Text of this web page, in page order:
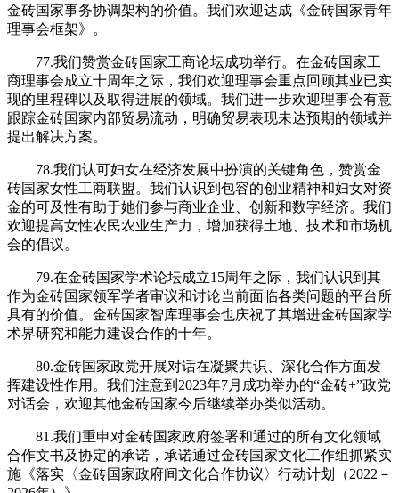
金砖国家事务协调架构的价值。我们欢迎达成《金砖国家青年
理事会框架》。
77.我们赞赏金砖国家工商论坛成功举行。在金砖国家工
商理事会成立十周年之际，我们欢迎理事会重点回顾其业已实
现的里程碑以及取得进展的领域。我们进一步欢迎理事会有意
跟踪金砖国家内部贸易流动，明确贸易表现未达预期的领域并
提出解决方案。
78.我们认可妇女在经济发展中扮演的关键角色，赞赏金
砖国家女性工商联盟。我们认识到包容的创业精神和妇女对资
金的可及性有助于她们参与商业企业、创新和数字经济。我们
欢迎提高女性农民农业生产力，增加获得土地、技术和市场机
会的倡议。
79.在金砖国家学术论坛成立15周年之际，我们认识到其
作为金砖国家领军学者审议和讨论当前面临各类问题的平台所
具有的价值。金砖国家智库理事会也庆祝了其增进金砖国家学
术界研究和能力建设合作的十年。
80.金砖国家政党开展对话在凝聚共识、深化合作方面发
挥建设性作用。我们注意到2023年7月成功举办的“金砖+”政党
对话会，欢迎其他金砖国家今后继续举办类似活动。
81.我们重申对金砖国家政府签署和通过的所有文化领域
合作文书及协定的承诺，承诺通过金砖国家文化工作组抓紧实
施《落实〈金砖国家政府间文化合作协议〉行动计划（2022－